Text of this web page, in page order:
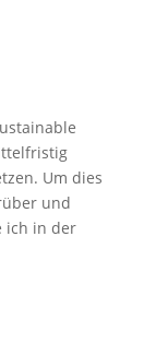
Um dies
und
ich in der